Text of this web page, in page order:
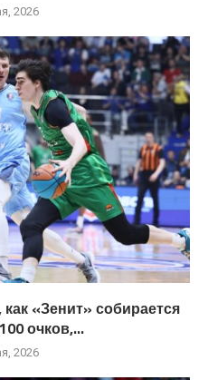
2026
«Зенит» собирается
очков,...
2026